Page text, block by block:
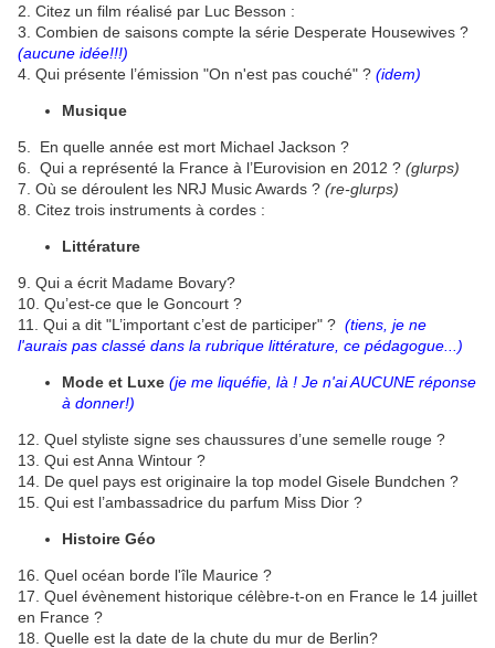
2. Citez un film réalisé par Luc Besson :
3. Combien de saisons compte la série Desperate Housewives ?
(aucune idée!!!)
4. Qui présente l’émission "On n'est pas couché" ? (idem)
Musique
5. En quelle année est mort Michael Jackson ?
6. Qui a représenté la France à l’Eurovision en 2012 ? (glurps)
7. Où se déroulent les NRJ Music Awards ? (re-glurps)
8. Citez trois instruments à cordes :
Littérature
9. Qui a écrit Madame Bovary?
10. Qu’est-ce que le Goncourt ?
11. Qui a dit "L’important c’est de participer" ? (tiens, je ne
l'aurais pas classé dans la rubrique littérature, ce pédagogue...)
Mode et Luxe (je me liquéfie, là ! Je n'ai AUCUNE réponse
à donner!)
12. Quel styliste signe ses chaussures d’une semelle rouge ?
13. Qui est Anna Wintour ?
14. De quel pays est originaire la top model Gisele Bundchen ?
15. Qui est l’ambassadrice du parfum Miss Dior ?
Histoire Géo
16. Quel océan borde l'île Maurice ?
17. Quel évènement historique célèbre-t-on en France le 14 juillet
en France ?
18. Quelle est la date de la chute du mur de Berlin?